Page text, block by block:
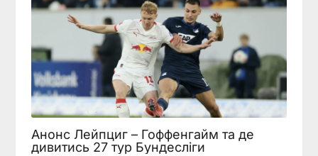
Анонс Лейпциг – Гоффенгайм та де
дивитись 27 тур Бундесліги